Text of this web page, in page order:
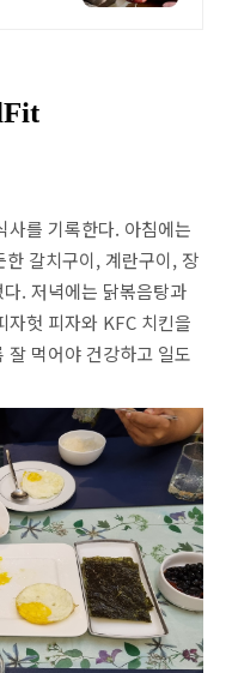
사를 기록한다. 아침에는
갈치구이, 계란구이, 장
. 저녁에는 닭볶음탕과
자헛 피자와 KFC 치킨을
잘 먹어야 건강하고 일도